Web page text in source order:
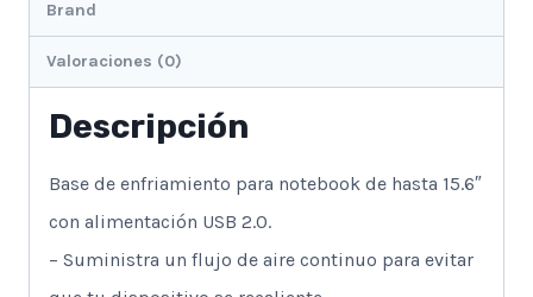
Azul
Brand
Valoraciones (0)
Descripción
Base de enfriamiento para notebook de hasta 15.6″
con alimentación USB 2.0.
– Suministra un flujo de aire continuo para evitar